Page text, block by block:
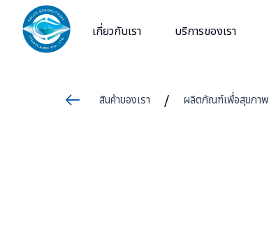
content
เกี่ยวกับเรา บริการของเรา
สินค้าของเรา ผลิตภัณฑ์เพื่อสุขภาพ